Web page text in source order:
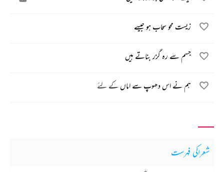
زیست محو سحاب ہو جیسے
جسم سے رہ گزر بناتے ہیں
ہم نے اس دھوپ سے اماں کے لئے
شعراکی فہرست